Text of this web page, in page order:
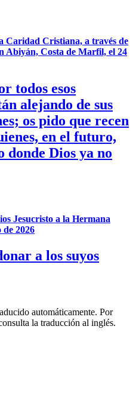
Caridad Cristiana, a través de
Abiyán, Costa de Marfil, el 24
todos esos
alejando de sus
os pido que recen
en el futuro,
donde Dios ya no
Jesucristo a la Hermana
de 2026
a los suyos
automáticamente. Por
la traducción al inglés.